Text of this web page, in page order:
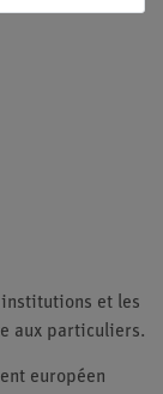
institutions et les
aux particuliers.
européen